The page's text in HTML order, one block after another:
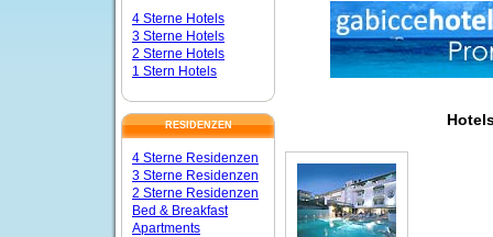
4 Sterne Hotels
3 Sterne Hotels
2 Sterne Hotels
1 Stern Hotels
RESIDENZEN
4 Sterne Residenzen
3 Sterne Residenzen
2 Sterne Residenzen
Bed & Breakfast
Apartments